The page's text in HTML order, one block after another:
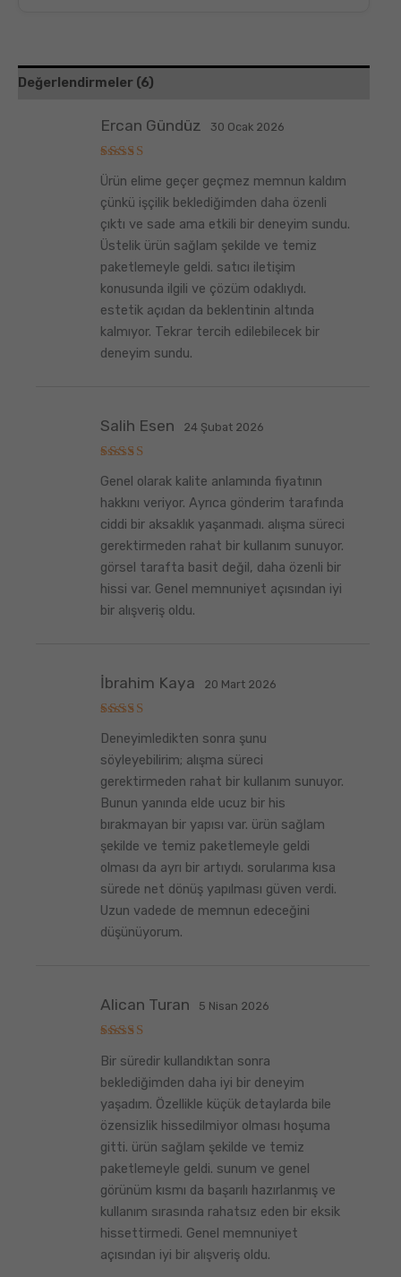
Değerlendirmeler (6)
üzerinden
oy aldı
Ercan Gündüz 30 Ocak 2026
Ürün elime geçer geçmez memnun kaldım
çünkü işçilik beklediğimden daha özenli
çıktı ve sade ama etkili bir deneyim sundu.
Üstelik ürün sağlam şekilde ve temiz
paketlemeyle geldi. satıcı iletişim
konusunda ilgili ve çözüm odaklıydı.
estetik açıdan da beklentinin altında
kalmıyor. Tekrar tercih edilebilecek bir
deneyim sundu.
üzerinden
5
oy aldı
Salih Esen 24 Şubat 2026
Genel olarak kalite anlamında fiyatının
hakkını veriyor. Ayrıca gönderim tarafında
ciddi bir aksaklık yaşanmadı. alışma süreci
gerektirmeden rahat bir kullanım sunuyor.
görsel tarafta basit değil, daha özenli bir
hissi var. Genel memnuniyet açısından iyi
bir alışveriş oldu.
üzerinden
oy aldı
İbrahim Kaya 20 Mart 2026
Deneyimledikten sonra şunu
söyleyebilirim; alışma süreci
gerektirmeden rahat bir kullanım sunuyor.
Bunun yanında elde ucuz bir his
bırakmayan bir yapısı var. ürün sağlam
şekilde ve temiz paketlemeyle geldi
olması da ayrı bir artıydı. sorularıma kısa
sürede net dönüş yapılması güven verdi.
Uzun vadede de memnun edeceğini
düşünüyorum.
üzerinden
5
oy aldı
Alican Turan 5 Nisan 2026
Bir süredir kullandıktan sonra
beklediğimden daha iyi bir deneyim
yaşadım. Özellikle küçük detaylarda bile
özensizlik hissedilmiyor olması hoşuma
gitti. ürün sağlam şekilde ve temiz
paketlemeyle geldi. sunum ve genel
görünüm kısmı da başarılı hazırlanmış ve
kullanım sırasında rahatsız eden bir eksik
hissettirmedi. Genel memnuniyet
açısından iyi bir alışveriş oldu.